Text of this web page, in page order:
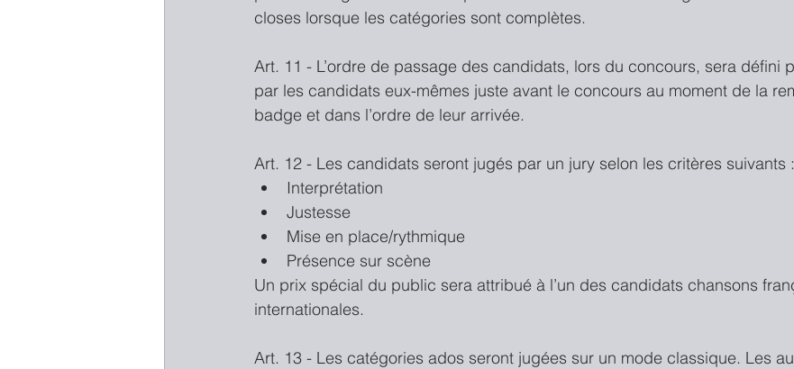
closes lorsque les catégories sont complètes.
Art. 11 - L’ordre de passage des candidats, lors du concours, sera défini
par les candidats eux-mêmes juste avant le concours au moment de la
badge et dans l’ordre de leur arrivée.
Art. 12 - Les candidats seront jugés par un jury selon les critères suivants :
Interprétation
Justesse
Mise en place/rythmique
Présence sur scène
Un prix spécial du public sera attribué à l’un des candidats chansons
internationales.
Art. 13 - Les catégories ados seront jugées sur un mode classique. Les